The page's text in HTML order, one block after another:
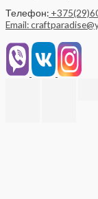
Телефон:
Email: